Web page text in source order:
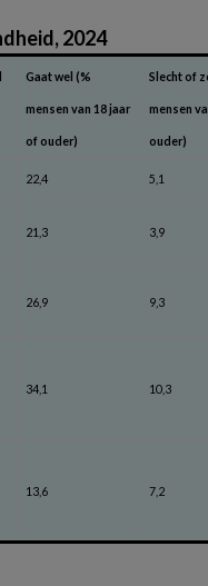
2024
Gaat wel (%
mensen van 18 jaar
of ouder)
Slecht of
mensen
ouder)
22,4 5,1
21,3 3,9
26,9 9,3
34,1 10,3
13,6 7,2